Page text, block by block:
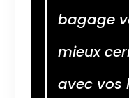
bagage
mieux
avec vos